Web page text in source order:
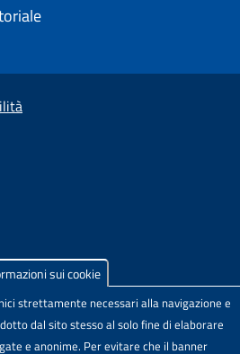
sui cookie
strettamente necessari alla navigazione e
dal sito stesso al solo fine di elaborare
e anonime. Per evitare che il banner
da Porte Aperte sul Web,
l'accessibilità dei siti scolastici,
"Un CMS per la scuola" .